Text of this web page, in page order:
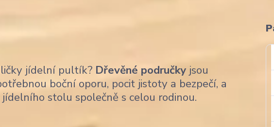
jídelní pultík? Dřevěné područky jsou
boční oporu, pocit jistoty a bezpečí, a
stolu společně s celou rodinou.